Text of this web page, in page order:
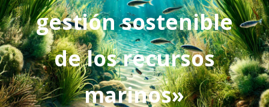
gestión sostenible
de los recursos
marinos»